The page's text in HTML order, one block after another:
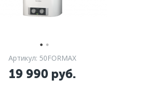
Артикул: 50FORMAX
19 990 руб.